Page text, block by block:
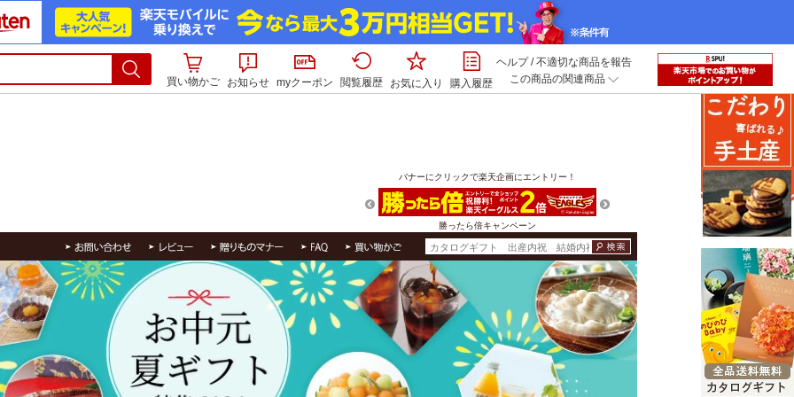
買い物かご お知らせ myクーポン 閲覧履歴 お気に入り 購入履歴
ヘルプ/不適切な商品を報告
この商品の関連商品